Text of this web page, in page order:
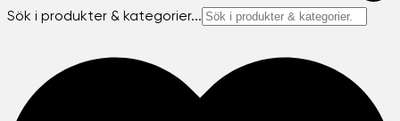
Sök i produkter & kategorier...